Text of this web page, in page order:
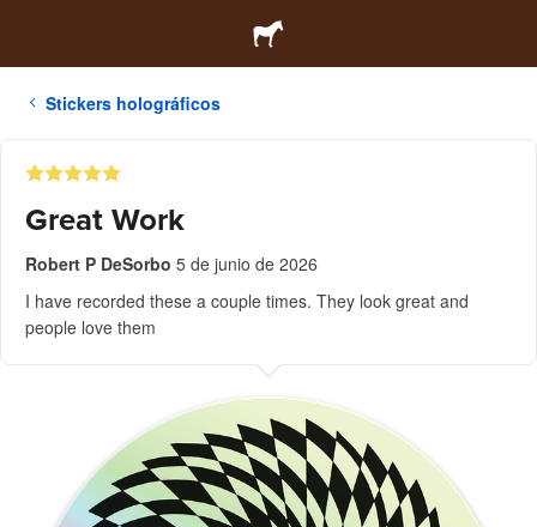
Stickers holográficos
Great Work
Robert P DeSorbo 5 de junio de 2026
I have recorded these a couple times. They look great and
people love them